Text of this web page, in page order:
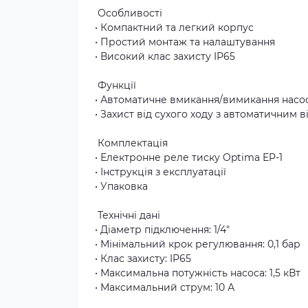
Особливості
• Компактний та легкий корпус
• Простий монтаж та налаштування
• Високий клас захисту IP65
Функції
• Автоматичне вмикання/вимикання
• Захист від сухого ходу з автоматичним
Комплектація
• Електронне реле тиску Optima EP-1
• Інструкція з експлуатації
• Упаковка
Технічні дані
• Діаметр підключення: 1/4"
• Мінімальний крок регулювання: 0,1 бар
• Клас захисту: IP65
• Максимальна потужність насоса: 1,5 кВт
• Максимальний струм: 10 А